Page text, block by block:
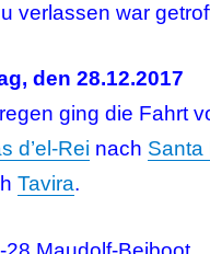
verlassen war
den 28.12.2017
ging die Fahrt
d’el-Rei nach Santa
Tavira.